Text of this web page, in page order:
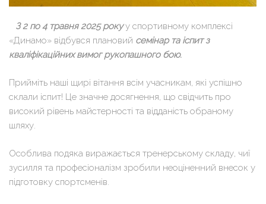
⠀З 2 по 4 травня 2025 року у спортивному комплексі
«Динамо» відбувся плановий семінар та іспит з
кваліфікаційних вимог рукопашного бою.
Прийміть наші щирі вітання всім учасникам, які успішно
склали іспит! Це значне досягнення, що свідчить про
високий рівень майстерності та відданість обраному
шляху.
Особлива подяка виражається тренерському складу, чиї
зусилля та професіоналізм зробили неоціненний внесок у
підготовку спортсменів.